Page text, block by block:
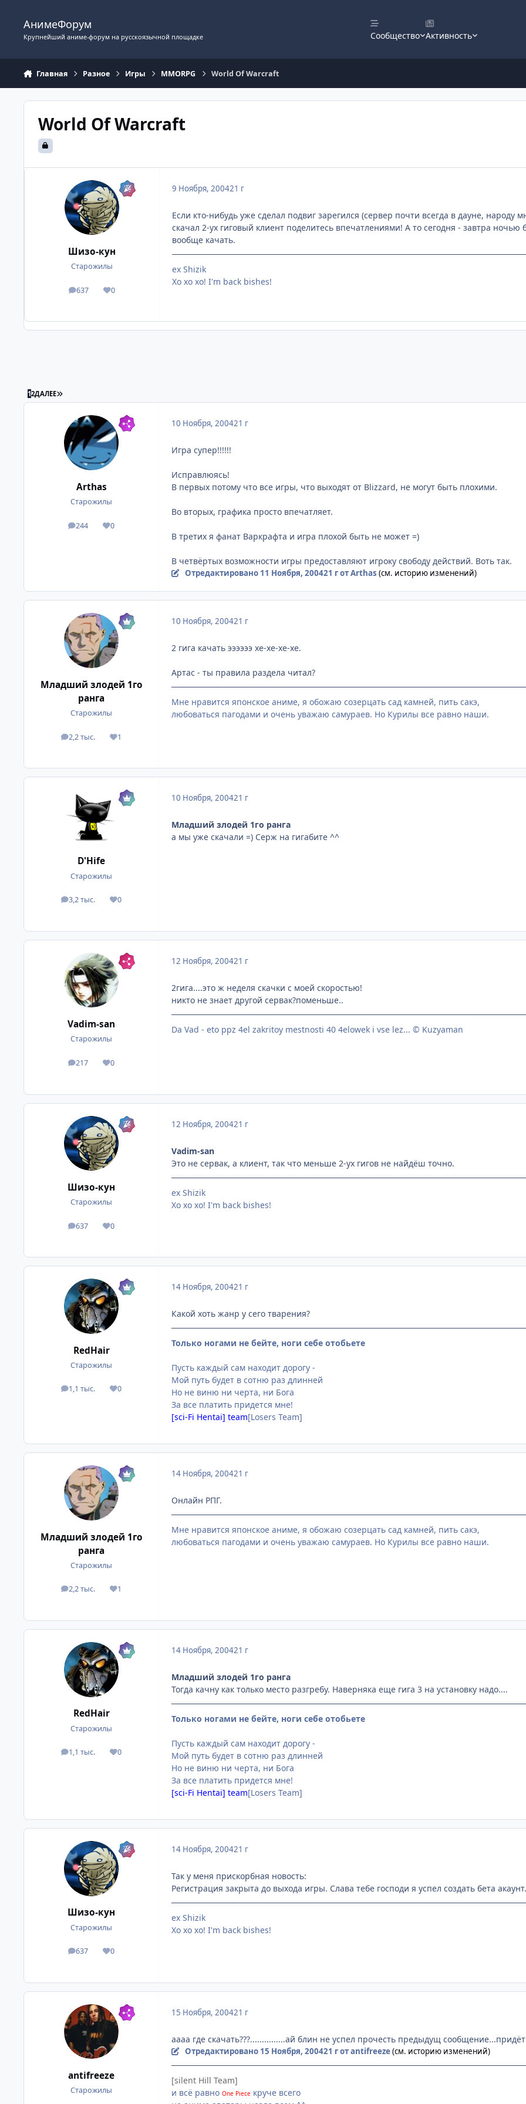
АнимеФорум
Крупнейший аниме-форум на русскоязычной площадке Сообщество Активность
Главная Разное Игры MMORPG World Of Warcraft
World Of Warcraft
Шизо-кун
Старожилы
637
посты 0
Репутация
9 Ноября, 200421 г
Если кто-нибудь уже сделал подвиг зарегился (сервер почти всегда в дауне, народу
скачал 2-ух гиговый клиент поделитесь впечатлениями! А то сегодня - завтра ночью
вообще качать.
ex Shizik
Хо хо хо! I'm back bishes!
12ДАЛЕЕ ПОСЛЕДНЯЯ СТРАНИЦА
Arthas
Старожилы
244
посты 0
Репутация
10 Ноября, 200421 г
Игра супер!!!!!!
Исправлюясь!
В первых потому что все игры, что выходят от Blizzard, не могут быть плохими.
Во вторых, графика просто впечатляет.
В третих я фанат Варкрафта и игра плохой быть не может =)
В четвёртых возможности игры предоставляют игроку свободу действий. Воть так.
Отредактировано 11 Ноября, 200421 гот Arthas (см. историю изменений)
Младший злодей 1го
ранга
Старожилы
2,2 тыс.
посты 1
Репутация
10 Ноября, 200421 г
2 гига качать ээээээ хе-хе-хе-хе.
Артас - ты правила раздела читал?
Мне нравится японское аниме, я обожаю созерцать сад камней, пить сакэ,
любоваться пагодами и очень уважаю самураев. Но Курилы все равно наши.
D'Hife
Старожилы
3,2 тыс.
посты 0
Репутация
10 Ноября, 200421 г
Младший злодей 1го ранга
а мы уже скачали =) Серж на гигабите ^^
Vadim-san
Старожилы
217
посты 0
Репутация
12 Ноября, 200421 г
2гига....это ж неделя скачки с моей скоростью!
никто не знает другой сервак?поменьше..
Da Vad - eto ppz 4el zakritoy mestnosti 40 4elowek i vse lez... © Kuzyaman
Шизо-кун
Старожилы
637
посты 0
Репутация
12 Ноября, 200421 г
Vadim-san
Это не сервак, а клиент, так что меньше 2-ух гигов не найдёш точно.
ex Shizik
Хо хо хо! I'm back bishes!
RedHair
Старожилы
1,1 тыс.
посты 0
Репутация
14 Ноября, 200421 г
Какой хоть жанр у сего тварения?
Только ногами не бейте, ноги себе отобьете
Пусть каждый сам находит дорогу -
Мой путь будет в сотню раз длинней
Но не виню ни черта, ни Бога
За все платить придется мне!
[sci-Fi Hentai] team[Losers Team]
Младший злодей 1го
ранга
Старожилы
2,2 тыс.
посты 1
Репутация
14 Ноября, 200421 г
Онлайн РПГ.
Мне нравится японское аниме, я обожаю созерцать сад камней, пить сакэ,
любоваться пагодами и очень уважаю самураев. Но Курилы все равно наши.
RedHair
Старожилы
1,1 тыс.
посты 0
Репутация
14 Ноября, 200421 г
Младший злодей 1го ранга
Тогда качну как только место разгребу. Наверняка еще гига 3 на установку надо....
Только ногами не бейте, ноги себе отобьете
Пусть каждый сам находит дорогу -
Мой путь будет в сотню раз длинней
Но не виню ни черта, ни Бога
За все платить придется мне!
[sci-Fi Hentai] team[Losers Team]
Шизо-кун
Старожилы
637
посты 0
Репутация
14 Ноября, 200421 г
Так у меня прискорбная новость:
Регистрация закрыта до выхода игры. Слава тебе господи я успел создать бета акаунт.
ex Shizik
Хо хо хо! I'm back bishes!
antifreeze
Старожилы
15 Ноября, 200421 г
аааа где скачать???...............ай блин не успел прочесть предыдущ
Отредактировано 15 Ноября, 200421 гот antifreeze(см. историю изменений)
[silent Hill Team]
и всё равно One Piece круче всего